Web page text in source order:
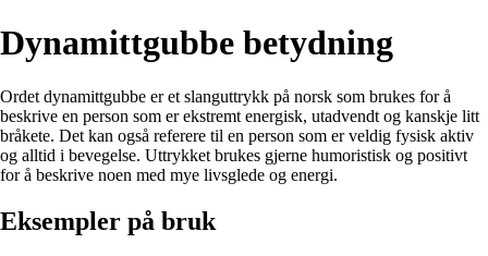
Dynamittgubbe betydning
Ordet dynamittgubbe er et slanguttrykk på norsk som brukes for å
beskrive en person som er ekstremt energisk, utadvendt og kanskje litt
bråkete. Det kan også referere til en person som er veldig fysisk aktiv
og alltid i bevegelse. Uttrykket brukes gjerne humoristisk og positivt
for å beskrive noen med mye livsglede og energi.
Eksempler på bruk